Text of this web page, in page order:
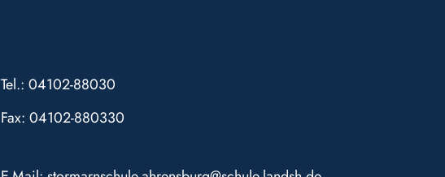
Tel.: 04102-88030
Fax: 04102-880330